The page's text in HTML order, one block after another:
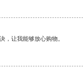
，让我能够放心购物。